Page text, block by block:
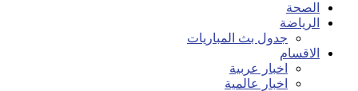
الصحة
الرياضة
جدول بث المباريات
الاقسام
اخبار عربية
اخبار عالمية